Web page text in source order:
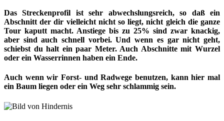
Das Streckenprofil ist sehr abwechslungsreich, so daß ein
Abschnitt der dir vielleicht nicht so liegt, nicht gleich die ganze
Tour kaputt macht. Anstiege bis zu 25% sind zwar knackig,
aber sind auch schnell vorbei. Und wenn es gar nicht geht,
schiebst du halt ein paar Meter. Auch Abschnitte mit Wurzel
oder ein Wasserrinnen haben ein Ende.
Auch wenn wir Forst- und Radwege benutzen, kann hier mal
ein Baum liegen oder ein Weg sehr schlammig sein.